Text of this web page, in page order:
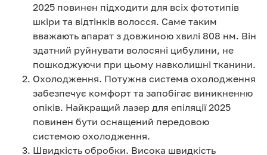
2025 повинен підходити для всіх фототипів
шкіри та відтінків волосся. Саме таким
вважають апарат з довжиною хвилі 808 нм. Він
здатний руйнувати волосяні цибулини, не
пошкоджуючи при цьому навколишні тканини.
Охолодження. Потужна система охолодження
забезпечує комфорт та запобігає виникненню
опіків. Найкращий лазер для епіляції 2025
повинен бути оснащений передовою
системою охолодження.
Швидкість обробки. Висока швидкість